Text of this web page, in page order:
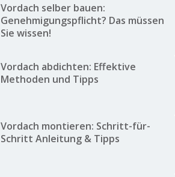
Vordach selber bauen:
Genehmigungspflicht? Das müssen
Sie wissen!
Vordach abdichten: Effektive
Methoden und Tipps
Vordach montieren: Schritt-für-
Schritt Anleitung & Tipps